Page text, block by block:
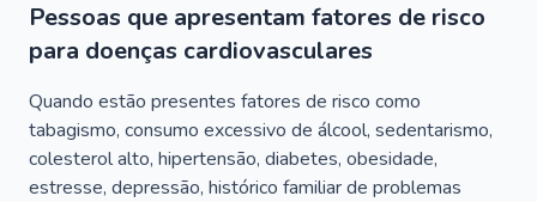
Pessoas que apresentam fatores de risco
para doenças cardiovasculares
Quando estão presentes fatores de risco como
tabagismo, consumo excessivo de álcool, sedentarismo,
colesterol alto, hipertensão, diabetes, obesidade,
estresse, depressão, histórico familiar de problemas